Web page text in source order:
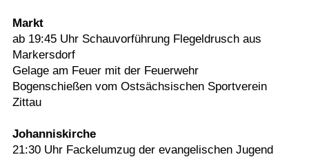
Markt
ab 19:45 Uhr Schauvorführung Flegeldrusch aus
Markersdorf
Gelage am Feuer mit der Feuerwehr
Bogenschießen vom Ostsächsischen Sportverein
Zittau
Johanniskirche
21:30 Uhr Fackelumzug der evangelischen Jugend